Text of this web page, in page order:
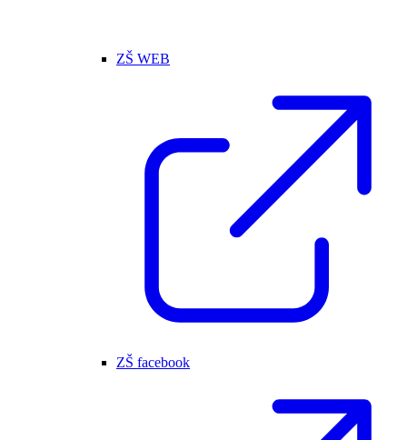
ZŠ WEB
ZŠ facebook